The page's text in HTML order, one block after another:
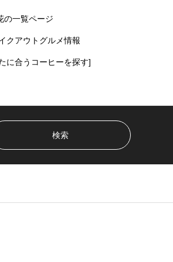
の一覧ページ
クアウトグルメ情報
に合うコーヒーを探す]